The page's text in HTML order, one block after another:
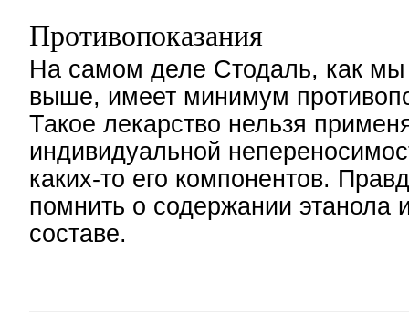
Противопоказания
На самом деле Стодаль, как мы
выше, имеет минимум
Такое лекарство нельзя
индивидуальной
каких-то его компонентов.
помнить о содержании этанола
составе.